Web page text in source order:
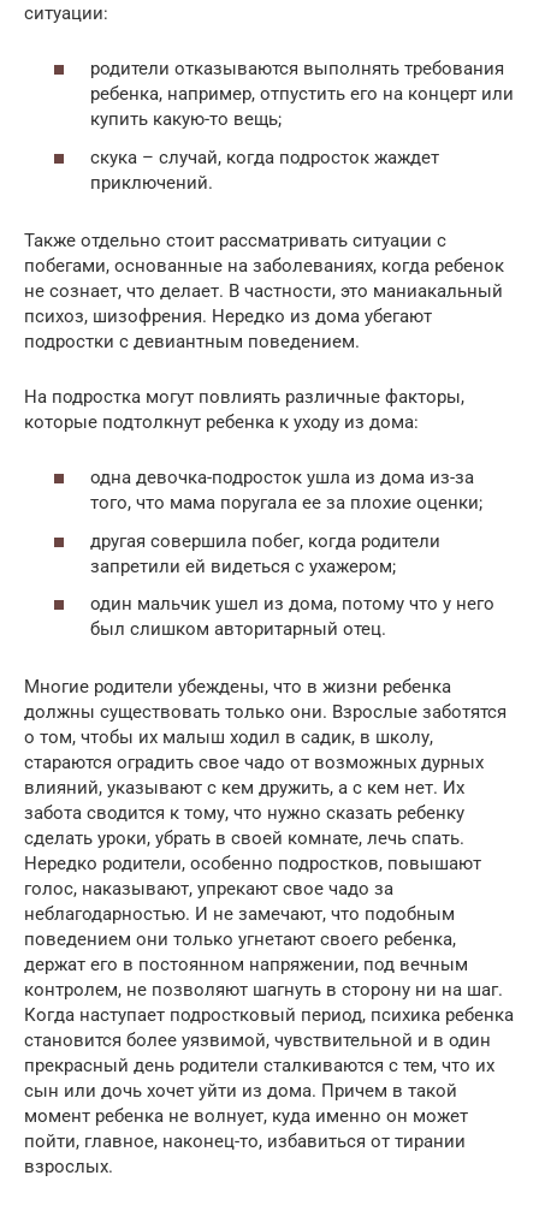
ситуации:
родители отказываются выполнять требования
ребенка, например, отпустить его на концерт или
купить какую-то вещь;
скука – случай, когда подросток жаждет
приключений.
Также отдельно стоит рассматривать ситуации с
побегами, основанные на заболеваниях, когда ребенок
не сознает, что делает. В частности, это маниакальный
психоз, шизофрения. Нередко из дома убегают
подростки с девиантным поведением.
На подростка могут повлиять различные факторы,
которые подтолкнут ребенка к уходу из дома:
одна девочка-подросток ушла из дома из-за
того, что мама поругала ее за плохие оценки;
другая совершила побег, когда родители
запретили ей видеться с ухажером;
один мальчик ушел из дома, потому что у него
был слишком авторитарный отец.
Многие родители убеждены, что в жизни ребенка
должны существовать только они. Взрослые заботятся
о том, чтобы их малыш ходил в садик, в школу,
стараются оградить свое чадо от возможных дурных
влияний, указывают с кем дружить, а с кем нет. Их
забота сводится к тому, что нужно сказать ребенку
сделать уроки, убрать в своей комнате, лечь спать.
Нередко родители, особенно подростков, повышают
голос, наказывают, упрекают свое чадо за
неблагодарностью. И не замечают, что подобным
поведением они только угнетают своего ребенка,
держат его в постоянном напряжении, под вечным
контролем, не позволяют шагнуть в сторону ни на шаг.
Когда наступает подростковый период, психика ребенка
становится более уязвимой, чувствительной и в один
прекрасный день родители сталкиваются с тем, что их
сын или дочь хочет уйти из дома. Причем в такой
момент ребенка не волнует, куда именно он может
пойти, главное, наконец-то, избавиться от тирании
взрослых.